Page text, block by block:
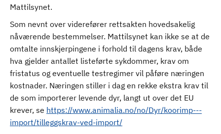
Mattilsynet.
Som nevnt over viderefører rettsakten hovedsakelig
nåværende bestemmelser. Mattilsynet kan ikke se at de
omtalte innskjerpingene i forhold til dagens krav, både
hva gjelder antallet listeførte sykdommer, krav om
fristatus og eventuelle testregimer vil påføre næringen
kostnader. Næringen stiller i dag en rekke ekstra krav til
de som importerer levende dyr, langt ut over det EU
krever, se https://www.animalia.no/no/Dyr/koorimp---
import/tilleggskrav-ved-import/